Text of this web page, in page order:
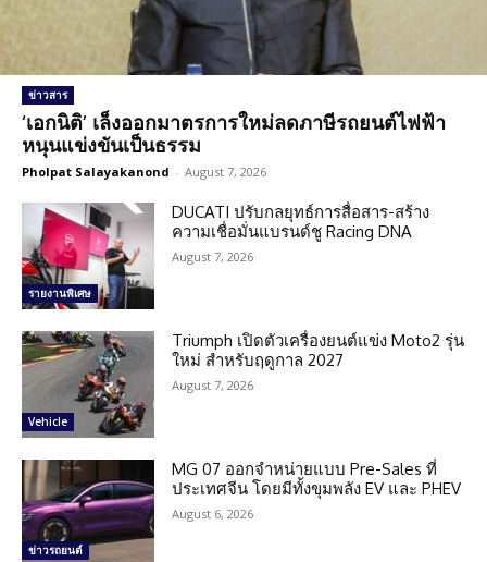
ข่าวสาร
‘เอกนิติ’ เล็งออกมาตรการใหม่ลดภาษีรถยนต์ไฟฟ้า
หนุนแข่งขันเป็นธรรม
Pholpat Salayakanond - August 7, 2026
รายงานพิเศษ
DUCATI ปรับกลยุทธ์การสื่อสาร-สร้าง
ความเชื่อมั่นแบรนด์ชู Racing DNA
August 7, 2026
Vehicle
Triumph เปิดตัวเครื่องยนต์แข่ง Moto2 รุ่น
ใหม่ สำหรับฤดูกาล 2027
August 7, 2026
ข่าวรถยนต์
MG 07 ออกจำหน่ายแบบ Pre-Sales ที่
ประเทศจีน โดยมีทั้งขุมพลัง EV และ PHEV
August 6, 2026